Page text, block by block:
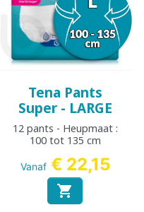
Tena Pants
Super - LARGE
12 pants - Heupmaat :
100 tot 135 cm
Vanaf € 22,15
